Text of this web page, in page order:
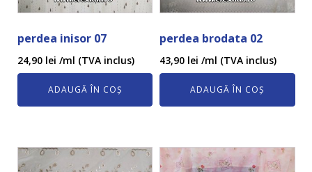
perdea inisor 07
24,90 lei /ml (TVA inclus)
ADAUGĂ ÎN COȘ
perdea brodata 02
43,90 lei /ml (TVA inclus)
ADAUGĂ ÎN COȘ